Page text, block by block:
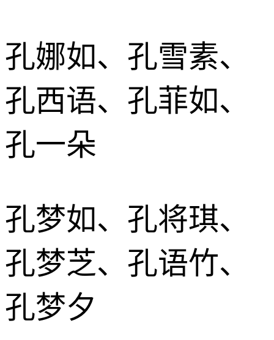
孔娜如、孔雪素、
孔西语、孔菲如、
孔一朵
孔梦如、孔将琪、
孔梦芝、孔语竹、
孔梦夕